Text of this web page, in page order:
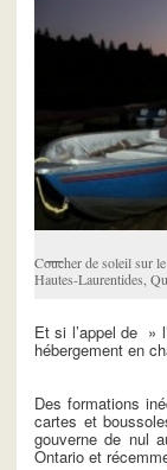
Coucher de soleil sur
Hautes-Laurentides,
Et si l’appel de »
hébergement en
Des formations
cartes et
gouverne de nul
Ontario et